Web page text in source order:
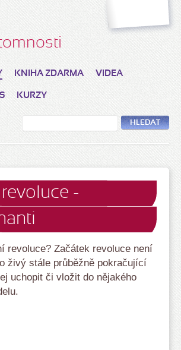
KNIHA ZDARMA VIDEA
KURZY
HLEDAT
-
revoluce? Začátek revoluce není
živý stále průběžně pokračující
uchopit či vložit do nějakého